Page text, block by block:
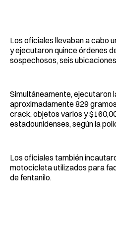
Los oficiales llevaban a cabo
y ejecutaron quince órdenes
sospechosos, seis
Simultáneamente, ejecutaron
aproximadamente 829
crack, objetos varios y
estadounidenses, según la
Los oficiales también
motocicleta utilizados para
de fentanilo.